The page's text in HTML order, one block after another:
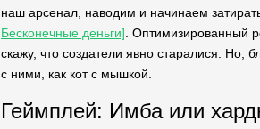
наш арсенал, наводим и начинаем
Бесконечные деньги] . Оптимизированный
скажу, что создатели явно старалися. Но,
с ними, как кот с мышкой.
Геймплей: Имба или